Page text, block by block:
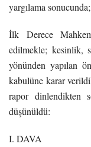
yargılama
İlk Derece
edilmekle; kesinlik,
yönünden yapılan
kabulüne karar
rapor dinlendikten
düşünüldü:
I. DAVA